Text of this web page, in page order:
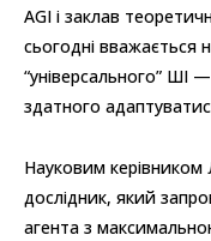
AGI і заклав
сьогодні вважається
“універсального” ШІ
здатного
Науковим
дослідник, який
агента з